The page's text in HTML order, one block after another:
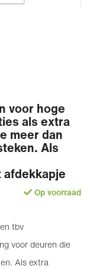
voor hoge
als extra
meer dan
Als
Op voorraad
tbv
voor deuren die
Als extra